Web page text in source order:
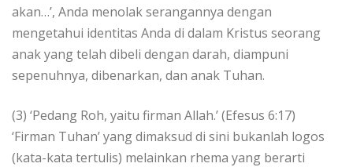
akan…’, Anda menolak serangannya dengan
mengetahui identitas Anda di dalam Kristus seorang
anak yang telah dibeli dengan darah, diampuni
sepenuhnya, dibenarkan, dan anak Tuhan.
(3) ‘Pedang Roh, yaitu firman Allah.’ (Efesus 6:17)
‘Firman Tuhan’ yang dimaksud di sini bukanlah logos
(kata-kata tertulis) melainkan rhema yang berarti